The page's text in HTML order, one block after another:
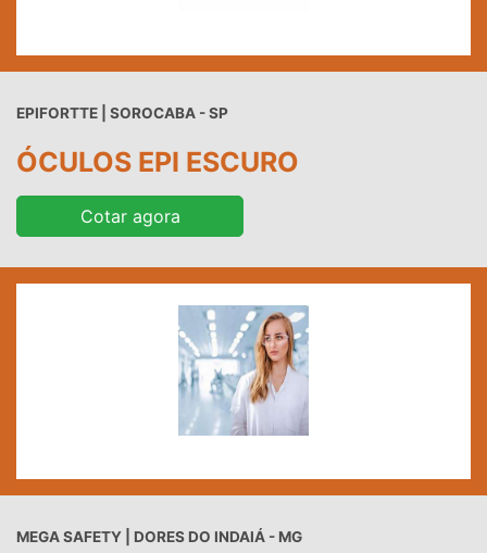
EPIFORTTE | SOROCABA - SP
ÓCULOS EPI ESCURO
Cotar agora
MEGA SAFETY | DORES DO INDAIÁ - MG